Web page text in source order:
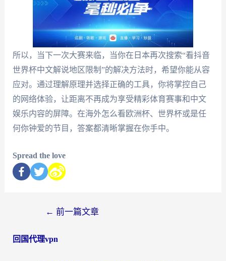
所以，当下一次大赛来临，当你在日本再次搜索“看抖音
世界杯中文解说地区限制”的解决方法时，希望你能从容
应对。通过理解原理并选择正确的工具，你将掌控自己
的网络体验，让距离不再成为享受精彩体育赛事和中文
娱乐内容的屏障。在海外怎么看欧洲杯、世界杯或是任
何你钟爱的节目，答案都清晰掌握在你手中。
Spread the love
← 前一篇文章
回国代理vpn